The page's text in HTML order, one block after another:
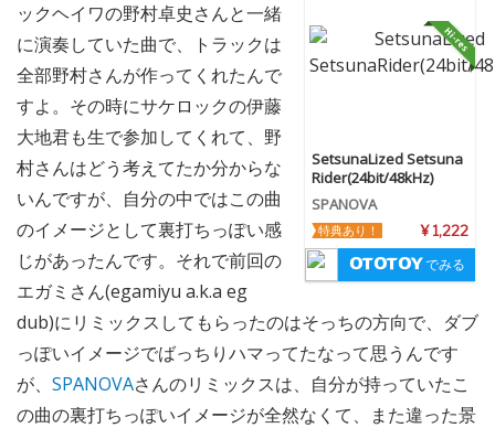
SetsunaLized Setsuna
Rider(24bit/48kHz)
SPANOVA
¥ 1,222
特典あり！
でみる
ックヘイワの野村卓史さんと一緒
に演奏していた曲で、トラックは
全部野村さんが作ってくれたんで
すよ。その時にサケロックの伊藤
大地君も生で参加してくれて、野
村さんはどう考えてたか分からな
いんですが、自分の中ではこの曲
のイメージとして裏打ちっぽい感
じがあったんです。それで前回の
エガミさん(egamiyu a.k.a eg
dub)にリミックスしてもらったのはそっちの方向で、ダブ
っぽいイメージでばっちりハマってたなって思うんです
が、 SPANOVAさんのリミックスは、自分が持っていたこ
の曲の裏打ちっぽいイメージが全然なくて、また違った景